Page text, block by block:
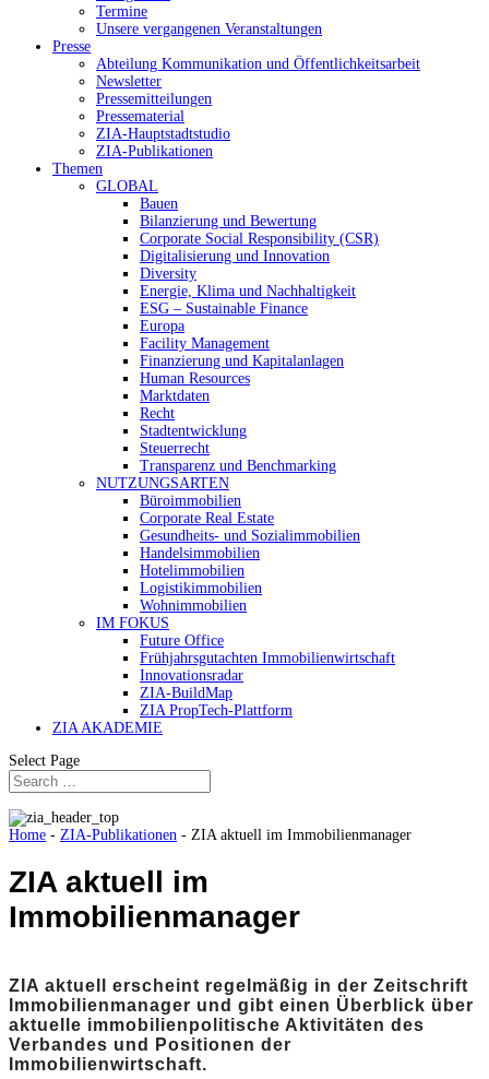
Termine
Unsere vergangenen Veranstaltungen
Presse
Abteilung Kommunikation und Öffentlichkeitsarbeit
Newsletter
Pressemitteilungen
Pressematerial
ZIA-Hauptstadtstudio
ZIA-Publikationen
Themen
GLOBAL
Bauen
Bilanzierung und Bewertung
Corporate Social Responsibility (CSR)
Digitalisierung und Innovation
Diversity
Energie, Klima und Nachhaltigkeit
ESG – Sustainable Finance
Europa
Facility Management
Finanzierung und Kapitalanlagen
Human Resources
Marktdaten
Recht
Stadtentwicklung
Steuerrecht
Transparenz und Benchmarking
NUTZUNGSARTEN
Büroimmobilien
Corporate Real Estate
Gesundheits- und Sozialimmobilien
Handelsimmobilien
Hotelimmobilien
Logistikimmobilien
Wohnimmobilien
IM FOKUS
Future Office
Frühjahrsgutachten Immobilienwirtschaft
Innovationsradar
ZIA-BuildMap
ZIA PropTech-Plattform
ZIA AKADEMIE
Select Page
Home - ZIA-Publikationen - ZIA aktuell im Immobilienmanager
ZIA aktuell im
Immobilienmanager
ZIA aktuell erscheint regelmäßig in der Zeitschrift
Immobilienmanager und gibt einen Überblick über
aktuelle immobilienpolitische Aktivitäten des
Verbandes und Positionen der
Immobilienwirtschaft.